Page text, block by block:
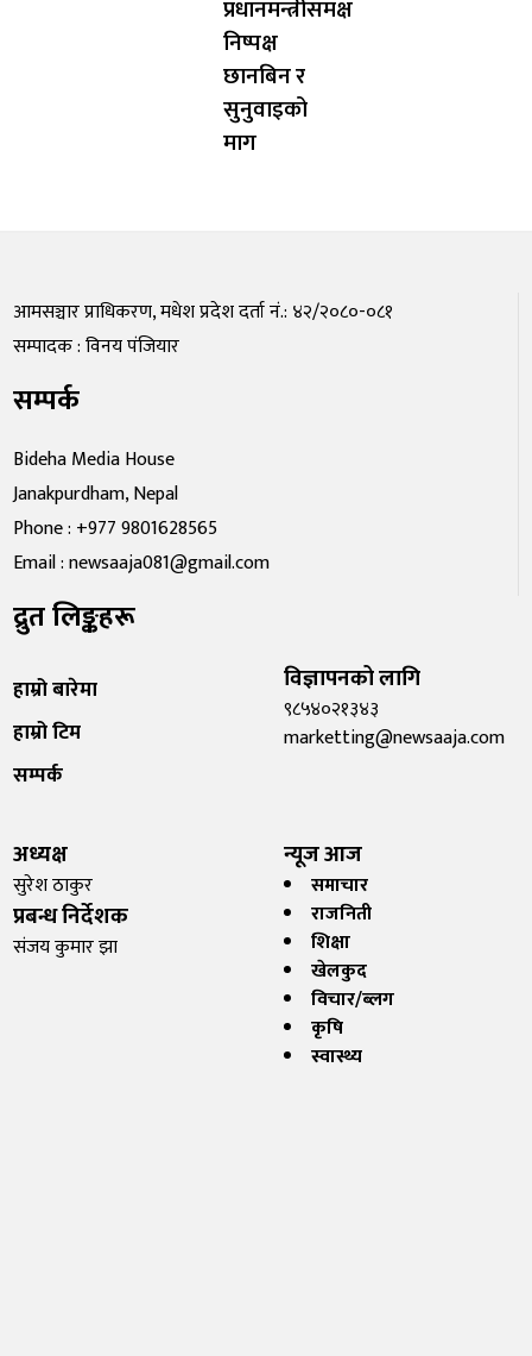
प्रधानमन्त्रीसमक्ष
निष्पक्ष
छानबिन र
सुनुवाइको
माग
आमसञ्चार प्राधिकरण, मधेश प्रदेश दर्ता नं.: ४२/२०८०-०८१
सम्पादक : विनय पंजियार
सम्पर्क
Bideha Media House
Janakpurdham, Nepal
Phone : +977 9801628565
Email : newsaaja081@gmail.com
द्रुत लिङ्कहरू
हाम्रो बारेमा
हाम्रो टिम
सम्पर्क
विज्ञापनको लागि
९८५४०२१३४३
marketting@newsaaja.com
अध्यक्ष
सुरेश ठाकुर
प्रबन्ध निर्देशक
संजय कुमार झा
न्यूज आज
समाचार
राजनिती
शिक्षा
खेलकुद
विचार/ब्लग
कृषि
स्वास्थ्य